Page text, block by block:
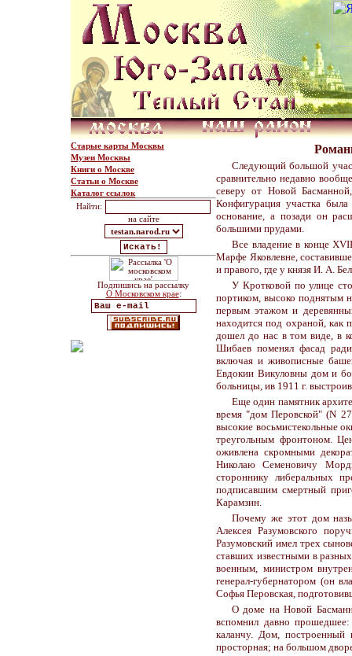
Старые карты Москвы
Музеи Москвы
Книги о Москве
Статьи о Москве
Каталог ссылок
Найти:
на сайте
Подпишись на рассылку
О Московском крае:
Следующий большой
сравнительно недавно
северу от Новой
Конфигурация участка
основание, а позади он
большими прудами.
Все владение в конце
Марфе Яковлевне,
и правого, где у князя И. А.
У Кротковой по улице
портиком, высоко поднятым
первым этажом и
находится под охраной,
дошел до нас в том виде, в
Шибаев поменял фасад
включая и живописные
Евдокии Викуловны дом и
больницы, ив 1911 г.
Еще один памятник
время "дом Перовской" (N
высокие восьмистекольные
треугольным фронтоном.
оживлена скромными
Николаю Семеновичу
стороннику либеральных
подписавшим смертный
Карамзин.
Почему же этот дом
Алексея Разумовского
Разумовский имел трех
ставших известными в
военным, министром
генерал-губернатором (он
Софья Перовская,
О доме на Новой
вспомнил давно
каланчу. Дом, построенный
просторная; на большом